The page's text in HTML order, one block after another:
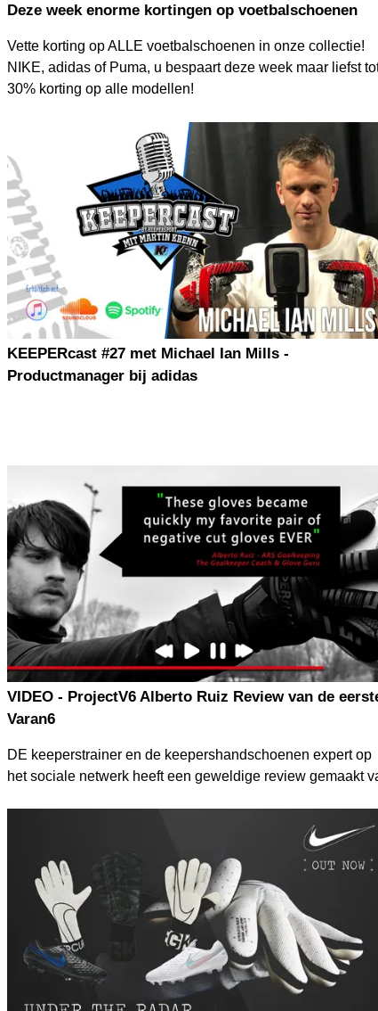
Deze week enorme kortingen op voetbalschoenen
Vette korting op ALLE voetbalschoenen in onze collectie!
NIKE, adidas of Puma, u bespaart deze week maar liefst
30% korting op alle modellen!
KEEPERcast #27 met Michael Ian Mills -
Productmanager bij adidas
VIDEO - ProjectV6 Alberto Ruiz Review van de
Varan6
DE keeperstrainer en de keepershandschoenen expert op
het sociale netwerk heeft een geweldige review gemaakt